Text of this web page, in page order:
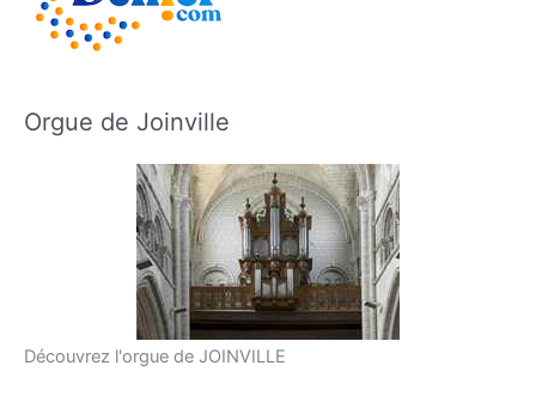
Orgue de Joinville
Découvrez l'orgue de JOINVILLE